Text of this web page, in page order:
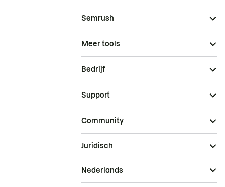
Semrush
Meer tools
Bedrijf
Support
Community
Juridisch
Nederlands